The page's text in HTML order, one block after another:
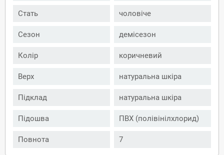
Стать чоловіче
Сезон демісезон
Колір коричневий
Верх натуральна шкіра
Підклад натуральна шкіра
Підошва ПВХ (полівінілхлорид)
Повнота 7